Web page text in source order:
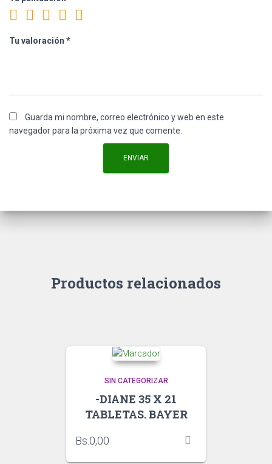
Tu valoración *
Guarda mi nombre, correo electrónico y web en este
navegador para la próxima vez que comente.
Productos relacionados
SIN CATEGORIZAR
-DIANE 35 X 21
TABLETAS. BAYER
Bs.0,00